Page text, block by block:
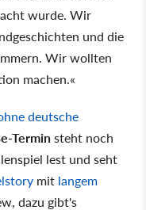
wurde. Wir
und die
Wir wollten
machen.«
deutsche
Terminsteht noch
lest und seht
mit langem
dazu gibt's